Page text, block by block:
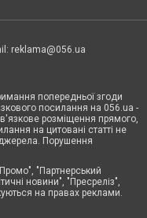
reklama@056.ua
попередньої згоди
посилання на 056.ua -
розміщення прямого,
на цитовані статті не
джерела. Порушення
"Партнерський
новини", "Пресреліз",
на правах реклами.